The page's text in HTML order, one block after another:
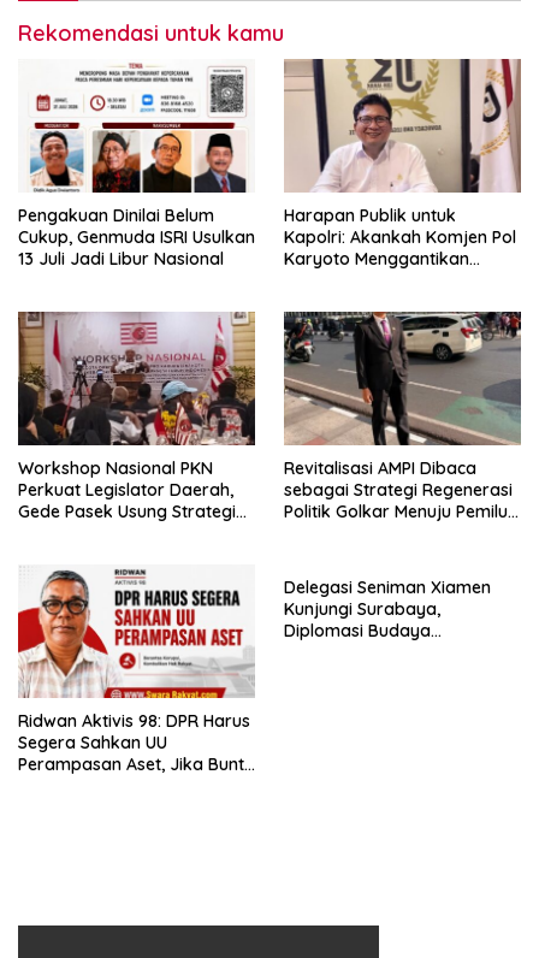
Rekomendasi untuk kamu
Pengakuan Dinilai Belum
Cukup, Genmuda ISRI Usulkan
13 Juli Jadi Libur Nasional
Harapan Publik untuk
Kapolri: Akankah Komjen Pol
Karyoto Menggantikan
Workshop Nasional PKN
Perkuat Legislator Daerah,
Gede Pasek Usung Strategi
Revitalisasi AMPI Dibaca
sebagai Strategi Regenerasi
Politik Golkar Menuju Pemilu
Ridwan Aktivis 98: DPR Harus
Segera Sahkan UU
Perampasan Aset, Jika Buntu
Delegasi Seniman Xiamen
Kunjungi Surabaya,
Diplomasi Budaya